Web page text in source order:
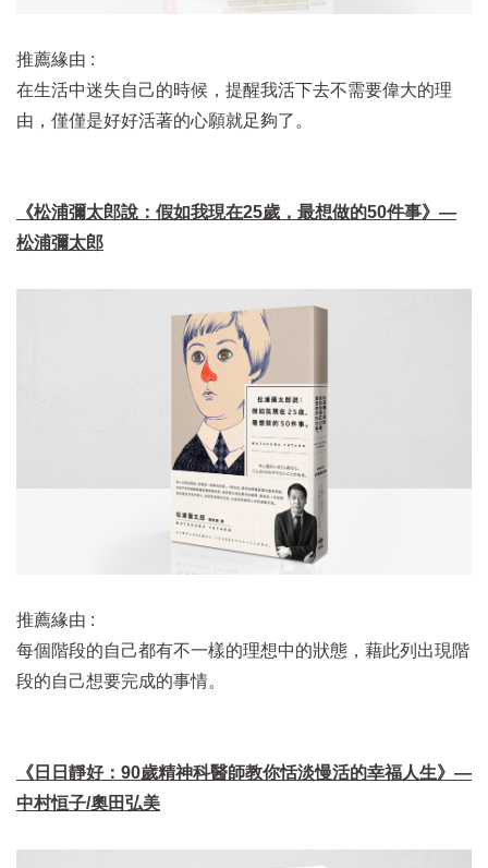
推薦緣由 :
在生活中迷失自己的時候，提醒我活下去不需要偉大的理
由，僅僅是好好活著的心願就足夠了。
《松浦彌太郎說：假如我現在25歲，最想做的50件事》—
松浦彌太郎
推薦緣由 :
每個階段的自己都有不一樣的理想中的狀態，藉此列出現階
段的自己想要完成的事情。
《日日靜好：90歲精神科醫師教你恬淡慢活的幸福人生》—
中村恒子/奧田弘美